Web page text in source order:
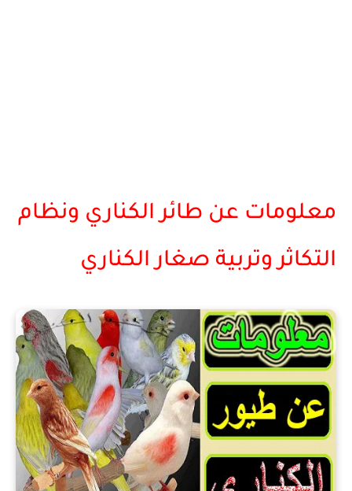
معلومات عن طائر الكناري ونظام
التكاثر وتربية صغار الكناري